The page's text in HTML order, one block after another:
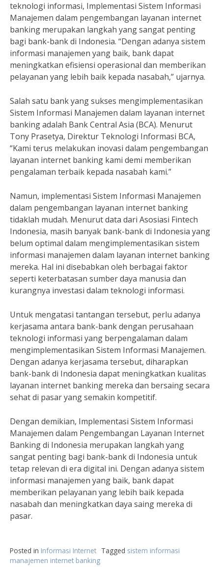
teknologi informasi, Implementasi Sistem Informasi
Manajemen dalam pengembangan layanan internet
banking merupakan langkah yang sangat penting
bagi bank-bank di Indonesia. “Dengan adanya sistem
informasi manajemen yang baik, bank dapat
meningkatkan efisiensi operasional dan memberikan
pelayanan yang lebih baik kepada nasabah,” ujarnya.
Salah satu bank yang sukses mengimplementasikan
Sistem Informasi Manajemen dalam layanan internet
banking adalah Bank Central Asia (BCA). Menurut
Tony Prasetya, Direktur Teknologi Informasi BCA,
“Kami terus melakukan inovasi dalam pengembangan
layanan internet banking kami demi memberikan
pengalaman terbaik kepada nasabah kami.”
Namun, implementasi Sistem Informasi Manajemen
dalam pengembangan layanan internet banking
tidaklah mudah. Menurut data dari Asosiasi Fintech
Indonesia, masih banyak bank-bank di Indonesia yang
belum optimal dalam mengimplementasikan sistem
informasi manajemen dalam layanan internet banking
mereka. Hal ini disebabkan oleh berbagai faktor
seperti keterbatasan sumber daya manusia dan
kurangnya investasi dalam teknologi informasi.
Untuk mengatasi tantangan tersebut, perlu adanya
kerjasama antara bank-bank dengan perusahaan
teknologi informasi yang berpengalaman dalam
mengimplementasikan Sistem Informasi Manajemen.
Dengan adanya kerjasama tersebut, diharapkan
bank-bank di Indonesia dapat meningkatkan kualitas
layanan internet banking mereka dan bersaing secara
sehat di pasar yang semakin kompetitif.
Dengan demikian, Implementasi Sistem Informasi
Manajemen dalam Pengembangan Layanan Internet
Banking di Indonesia merupakan langkah yang
sangat penting bagi bank-bank di Indonesia untuk
tetap relevan di era digital ini. Dengan adanya sistem
informasi manajemen yang baik, bank dapat
memberikan pelayanan yang lebih baik kepada
nasabah dan meningkatkan daya saing mereka di
pasar.
Posted in Informasi Internet Tagged sistem informasi
manajemen internet banking